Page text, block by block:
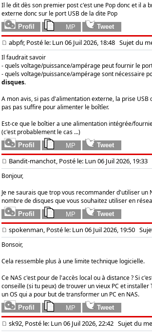
Il le dit dès son premier post c'est une Pop donc et il a
externe donc sur le port USB de la dite Pop
abpfr, Posté le: Lun 06 Juil 2026, 18:48 Sujet du
Il faudrait savoir
- quels voltage/puissance/ampérage peut fournir le
- quels voltage/puissance/ampérage sont nécessaire
disques.
A mon avis, si pas d'alimentation externe, la prise USB
pas pas suffire pour alimenter le boîtîer.
Est-ce que le boîtier a une alimentation intégrée/
(c'est probablement le cas ...)
Bandit-manchot, Posté le: Lun 06 Juil 2026, 19:33
Bonjour,
Je ne saurais que trop vous recommander d'utiliser un
nombre de disques que vous souhaitez utiliser en
spokenman, Posté le: Lun 06 Juil 2026, 19:50
Bonsoir,
Cela ressemble plus à une limite technique logicielle.
Ce NAS c'est pour de l'accès local ou à distance ? Si
conseille (si tu peux) de trouver un vieux PC et installer
un OS qui a pour but de transformer un PC en NAS.
sk92, Posté le: Lun 06 Juil 2026, 22:42 Sujet du